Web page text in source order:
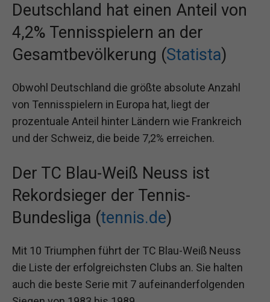
Deutschland hat einen Anteil von
4,2% Tennisspielern an der
Gesamtbevölkerung (Statista)
Obwohl Deutschland die größte absolute Anzahl
von Tennisspielern in Europa hat, liegt der
prozentuale Anteil hinter Ländern wie Frankreich
und der Schweiz, die beide 7,2% erreichen.
Der TC Blau-Weiß Neuss ist
Rekordsieger der Tennis-
Bundesliga (tennis.de)
Mit 10 Triumphen führt der TC Blau-Weiß Neuss
die Liste der erfolgreichsten Clubs an. Sie halten
auch die beste Serie mit 7 aufeinanderfolgenden